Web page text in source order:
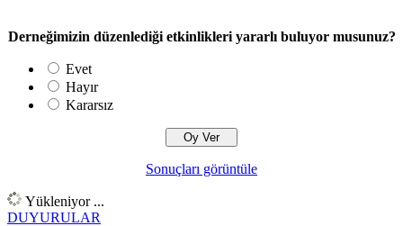
Derneğimizin düzenlediği etkinlikleri yararlı buluyor musunuz?
Evet
Hayır
Kararsız
Sonuçları görüntüle
Yükleniyor ...
DUYURULAR